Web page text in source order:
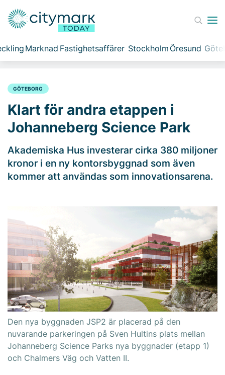
Marknad Fastighetsaffärer Stockholm Öresund
GÖTEBORG
Klart för andra etappen i
Johanneberg Science Park
Akademiska Hus investerar cirka 380 miljoner
kronor i en ny kontorsbyggnad som även
kommer att användas som innovationsarena.
Den nya byggnaden JSP2 är placerad på den
nuvarande parkeringen på Sven Hultins plats mellan
Johanneberg Science Parks nya byggnader (etapp 1)
och Chalmers Väg och Vatten II.